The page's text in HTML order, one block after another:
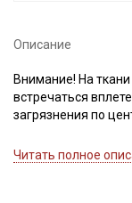
Описание
Внимание! На
встречаться
загрязнения по
Ткань Дак - это
Читать полное